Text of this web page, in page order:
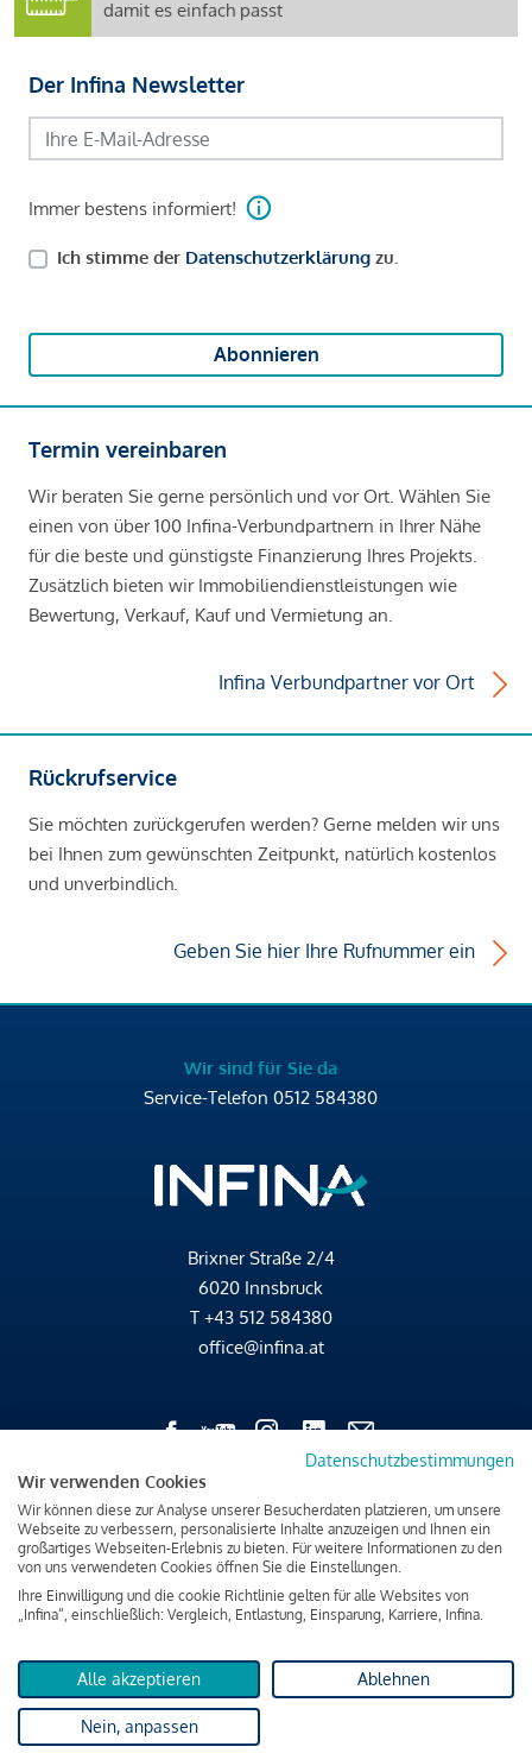
damit es einfach passt
Der Infina Newsletter
Immer bestens informiert!
Ich stimme der Datenschutzerklärung zu.
Abonnieren
Termin vereinbaren
Wir beraten Sie gerne persönlich und vor Ort. Wählen Sie
einen von über 100 Infina-Verbundpartnern in Ihrer Nähe
für die beste und günstigste Finanzierung Ihres Projekts.
Zusätzlich bieten wir Immobiliendienstleistungen wie
Bewertung, Verkauf, Kauf und Vermietung an.
Infina Verbundpartner vor Ort
Rückrufservice
Sie möchten zurückgerufen werden? Gerne melden wir uns
bei Ihnen zum gewünschten Zeitpunkt, natürlich kostenlos
und unverbindlich.
Geben Sie hier Ihre Rufnummer ein
Wir sind für Sie da
Service-Telefon 0512 584380
Brixner Straße 2/4
6020 Innsbruck
T +43 512 584380
office@infina.at
Impressum
Datenschutz & Cookies
Verbraucherschutzinformation & rechtliche Hinweise
Datenschutzbestimmungen
Wir verwenden Cookies
Wir können diese zur Analyse unserer Besucherdaten platzieren, um unsere
Webseite zu verbessern, personalisierte Inhalte anzuzeigen und Ihnen ein
großartiges Webseiten-Erlebnis zu bieten. Für weitere Informationen zu den
von uns verwendeten Cookies öffnen Sie die Einstellungen.
Ihre Einwilligung und die cookie Richtlinie gelten für alle Websites von
„Infina“, einschließlich: Vergleich, Entlastung, Einsparung, Karriere, Infina.
Alle akzeptieren Ablehnen
Nein, anpassen